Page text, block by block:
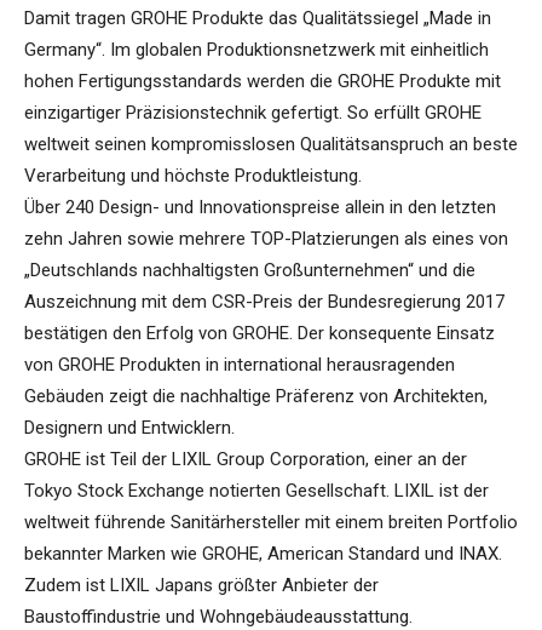
Damit tragen GROHE Produkte das Qualitätssiegel „Made in
Germany“. Im globalen Produktionsnetzwerk mit einheitlich
hohen Fertigungsstandards werden die GROHE Produkte mit
einzigartiger Präzisionstechnik gefertigt. So erfüllt GROHE
weltweit seinen kompromisslosen Qualitätsanspruch an beste
Verarbeitung und höchste Produktleistung.
Über 240 Design- und Innovationspreise allein in den letzten
zehn Jahren sowie mehrere TOP-Platzierungen als eines von
„Deutschlands nachhaltigsten Großunternehmen“ und die
Auszeichnung mit dem CSR-Preis der Bundesregierung 2017
bestätigen den Erfolg von GROHE. Der konsequente Einsatz
von GROHE Produkten in international herausragenden
Gebäuden zeigt die nachhaltige Präferenz von Architekten,
Designern und Entwicklern.
GROHE ist Teil der LIXIL Group Corporation, einer an der
Tokyo Stock Exchange notierten Gesellschaft. LIXIL ist der
weltweit führende Sanitärhersteller mit einem breiten Portfolio
bekannter Marken wie GROHE, American Standard und INAX.
Zudem ist LIXIL Japans größter Anbieter der
Baustoffindustrie und Wohngebäudeausstattung.